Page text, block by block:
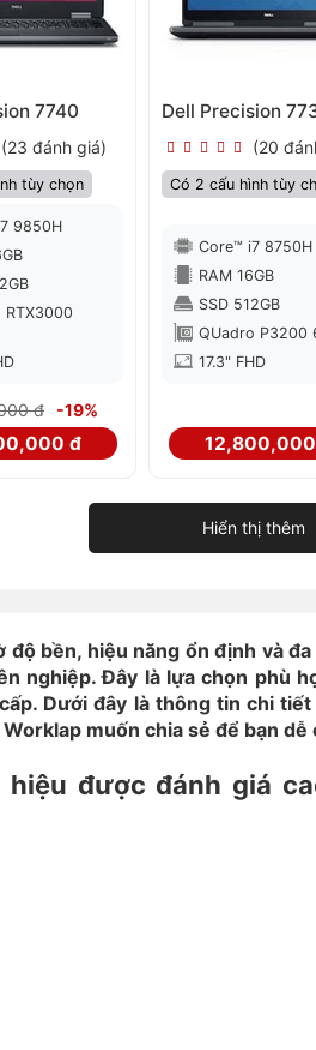
7740
(23 đánh giá)
tùy chọn
9850H
RTX3000
đ -19%
đ
Dell Precision
(20
Có 2 cấu hình tùy
Core™ i7 8750H
RAM 16GB
SSD 512GB
QUadro P3200
17.3" FHD
Hiển thị thêm
bền, hiệu năng ổn định và đa
nghiệp. Đây là lựa chọn phù
Dưới đây là thông tin chi
Worklap muốn chia sẻ để bạn dễ
hiệu được đánh giá